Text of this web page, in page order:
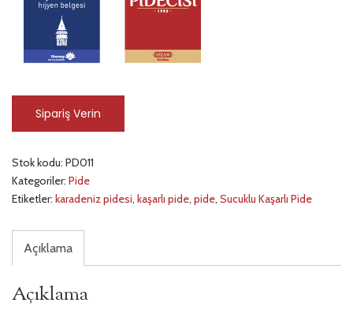
Sipariş Verin
Stok kodu: PD011
Kategoriler: Pide
Etiketler: karadeniz pidesi, kaşarlı pide, pide, Sucuklu Kaşarlı Pide
Açıklama
Açıklama